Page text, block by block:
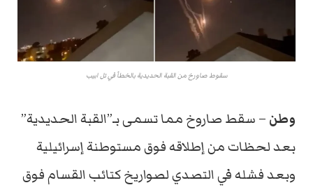
سقوط صاورخ من القبة الحديدية بالخطأ في تل ابيب
وطن – سقط صاروخ مما تسمى بـ”القبة الحديدية”
بعد لحظات من إطلاقه فوق مستوطنة إسرائيلية
وبعد فشله في التصدي لصواريخ كتائب القسام فوق